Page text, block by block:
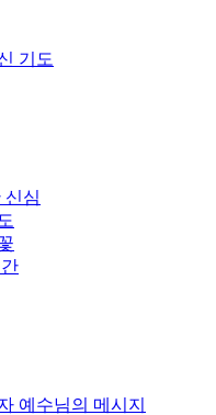
기도
신심
예수님의 메시지